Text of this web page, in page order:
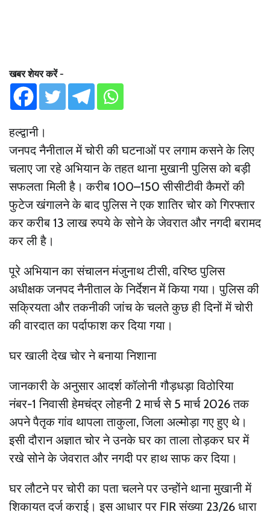
खबर शेयर करें -
हल्द्वानी।
जनपद नैनीताल में चोरी की घटनाओं पर लगाम कसने के लिए
चलाए जा रहे अभियान के तहत थाना मुखानी पुलिस को बड़ी
सफलता मिली है। करीब 100–150 सीसीटीवी कैमरों की
फुटेज खंगालने के बाद पुलिस ने एक शातिर चोर को गिरफ्तार
कर करीब 13 लाख रुपये के सोने के जेवरात और नगदी बरामद
कर ली है।
पूरे अभियान का संचालन मंजुनाथ टीसी, वरिष्ठ पुलिस
अधीक्षक जनपद नैनीताल के निर्देशन में किया गया। पुलिस की
सक्रियता और तकनीकी जांच के चलते कुछ ही दिनों में चोरी
की वारदात का पर्दाफाश कर दिया गया।
घर खाली देख चोर ने बनाया निशाना
जानकारी के अनुसार आदर्श कॉलोनी गौड़धड़ा विठोरिया
नंबर-1 निवासी हेमचंद्र लोहनी 2 मार्च से 5 मार्च 2026 तक
अपने पैतृक गांव थापला ताकुला, जिला अल्मोड़ा गए हुए थे।
इसी दौरान अज्ञात चोर ने उनके घर का ताला तोड़कर घर में
रखे सोने के जेवरात और नगदी पर हाथ साफ कर दिया।
घर लौटने पर चोरी का पता चलने पर उन्होंने थाना मुखानी में
शिकायत दर्ज कराई। इस आधार पर FIR संख्या 23/26 धारा